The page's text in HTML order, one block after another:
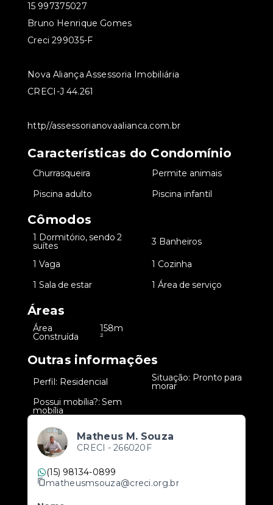
15 997375027
Bruno Henrique Gomes
Creci 299035-F
Nova Aliança Assessoria Imobiliária
CRECI-J 44.261
http//assessorianovaalianca.com.br
Características do Condomínio
Churrasqueira
Permite animais
Piscina adulto Piscina infantil
Cômodos
1 Dormitório, sendo 2
suítes 3 Banheiros
1 Vaga
1 Cozinha
1 Sala de estar 1 Área de serviço
Áreas
Área
Construída
158m
²
Outras informações
Perfil: Residencial Situação: Pronto para
morar
Possui mobília?: Sem
mobília
Matheus M. Souza
CRECI - 266020F
(15) 98134-0899
matheusmsouza@creci.org.br